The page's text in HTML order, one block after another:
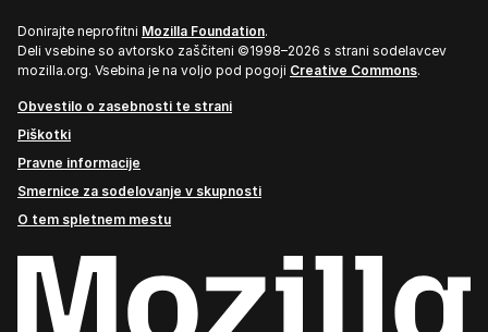
Donirajte neprofitni Mozilla Foundation.
Deli vsebine so avtorsko zaščiteni ©1998–2026 s strani sodelavcev
mozilla.org. Vsebina je na voljo pod pogoji Creative Commons.
Obvestilo o zasebnosti te strani
Piškotki
Pravne informacije
Smernice za sodelovanje v skupnosti
O tem spletnem mestu